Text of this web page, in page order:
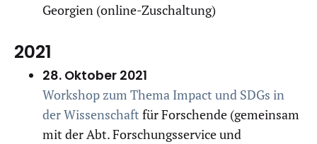
Georgien (online-Zuschaltung)
2021
28. Oktober 2021
Workshop zum Thema Impact und SDGs in
der Wissenschaft für Forschende (gemeinsam
mit der Abt. Forschungsservice und